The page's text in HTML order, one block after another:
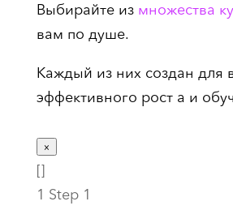
Выбирайте из множества
вам по душе.
Каждый из них создан для
эффективного рост а и
×
[]
1 Step 1